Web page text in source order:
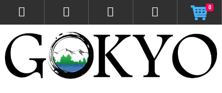
0